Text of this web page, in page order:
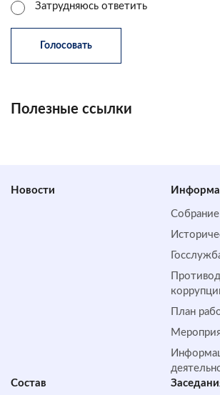
Затрудняюсь ответить
Полезные ссылки
Новости
План
Состав